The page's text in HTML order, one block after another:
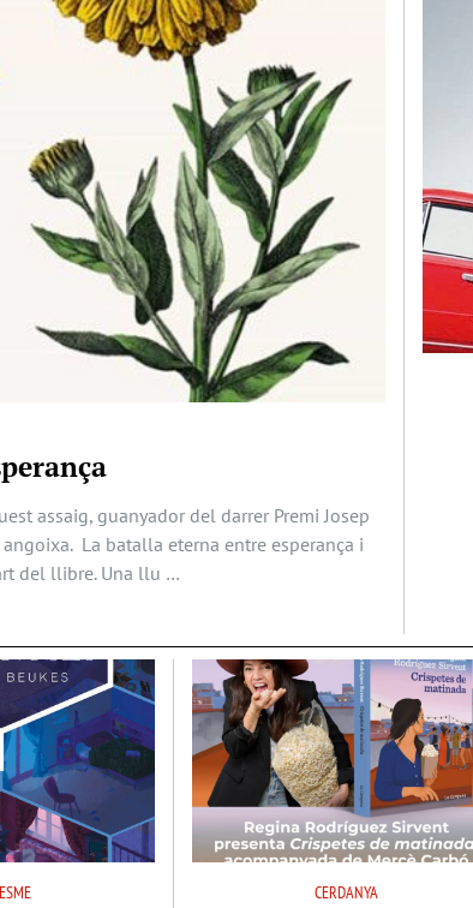
assaig, guanyador del darrer Premi Josep
La batalla eterna entre esperança i
del llibre. Una llu …
CERDANYA